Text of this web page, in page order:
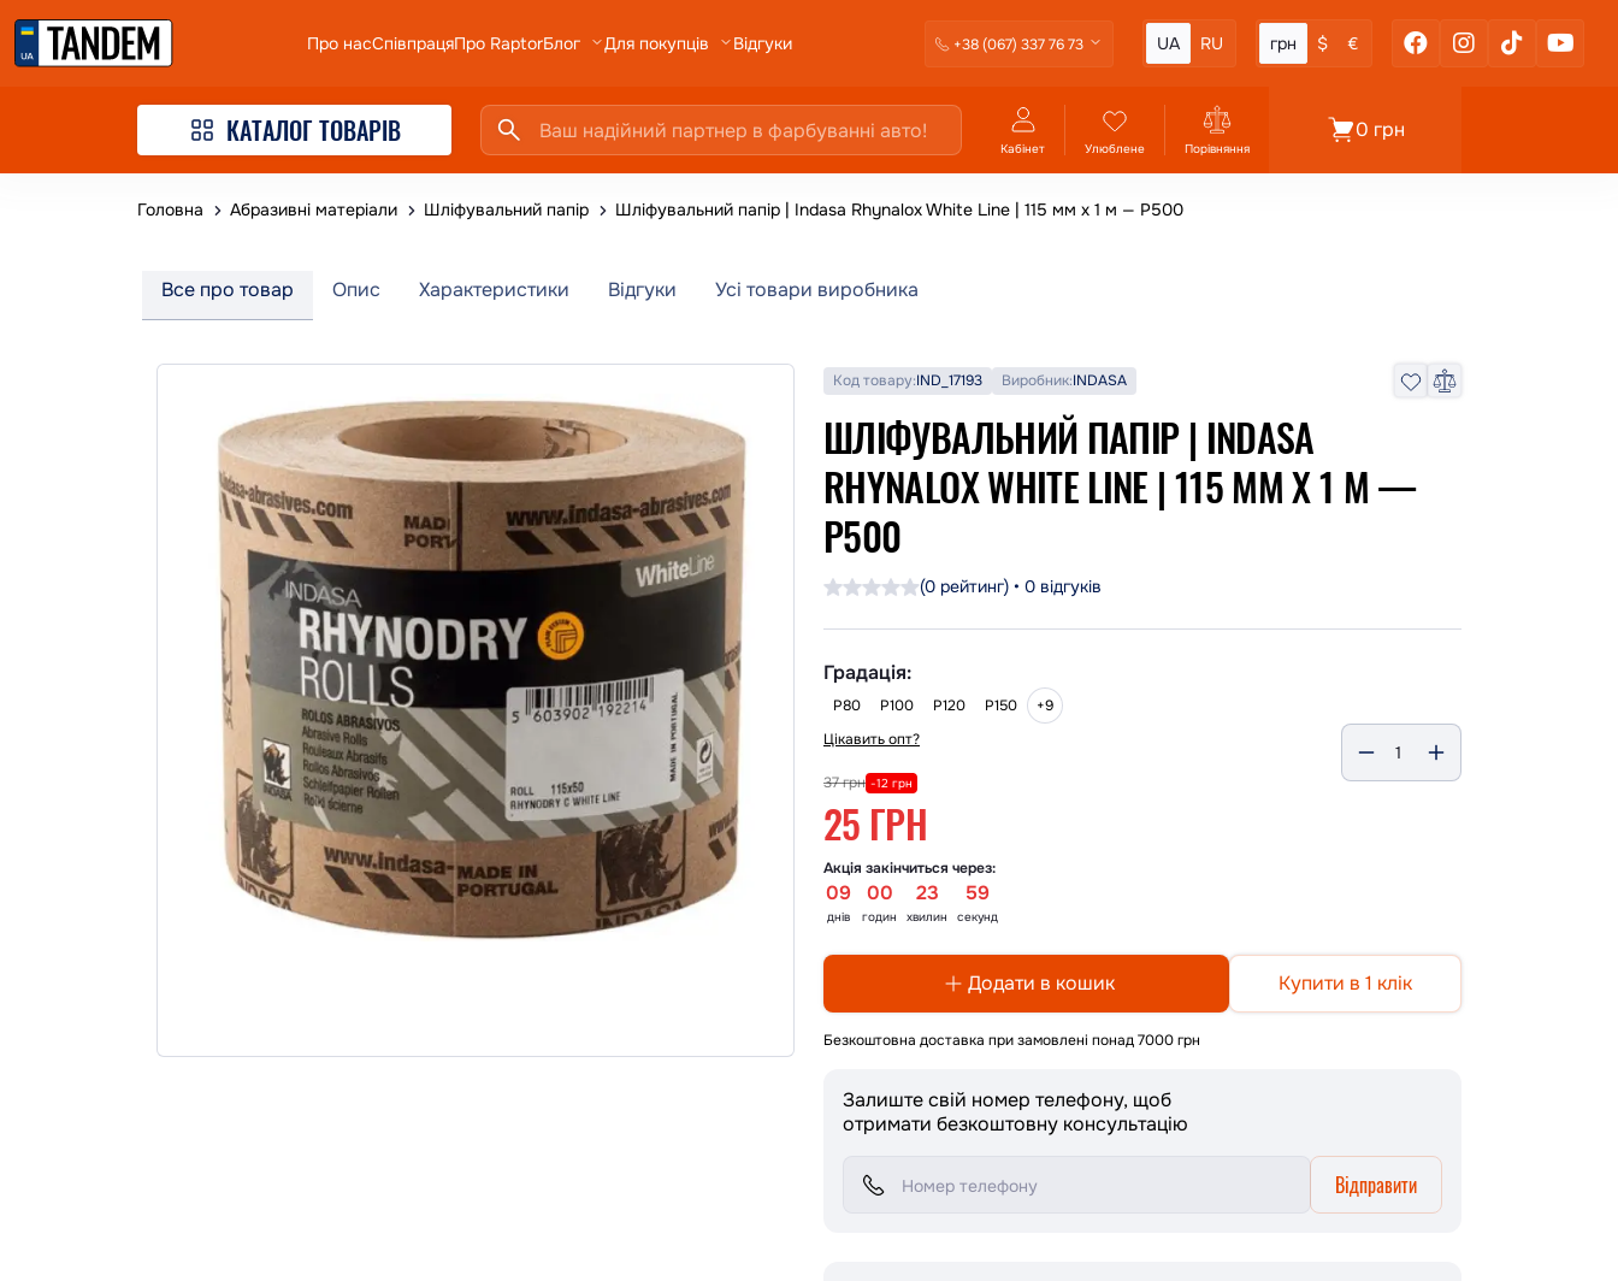
Про насСпівпрацяПро RaptorБлог Для покупців Відгуки +38 (067) 337 76 73 UA RU грн $ €
КАТАЛОГ ТОВАРІВ
Кабінет Улюблене Порівняння
0 грн
Головна Абразивні матеріали Шліфувальний папір Шліфувальний папір | Indasa Rhynalox White Line | 115 мм x 1 м — P500
Все про товар Опис Характеристики Відгуки Усі товари виробника
Код товару:IND_17193 Виробник:INDASA
ШЛІФУВАЛЬНИЙ ПАПІР | INDASA
RHYNALOX WHITE LINE | 115 ММ X 1 М —
P500
(0 рейтинг) • 0 відгуків
Градація:
P80 P100 P120 P150
+9
Цікавить опт?
37 грн -12 грн
25 ГРН
Акція закінчиться через:
09
днів
00
годин
23
хвилин
58
секунд
Додати в кошик Купити в 1 клік
Безкоштовна доставка при замовлені понад 7000 грн
Залиште свій номер телефону, щоб
отримати безкоштовну консультацію
Відправити